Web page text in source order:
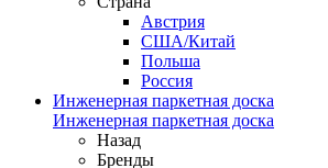
Австрия
США/Китай
Польша
Россия
Инженерная паркетная доска
Инженерная паркетная доска
Назад
Бренды